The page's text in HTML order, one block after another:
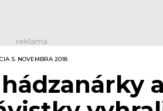
5. NOVEMBRA 2018
hádzanárky